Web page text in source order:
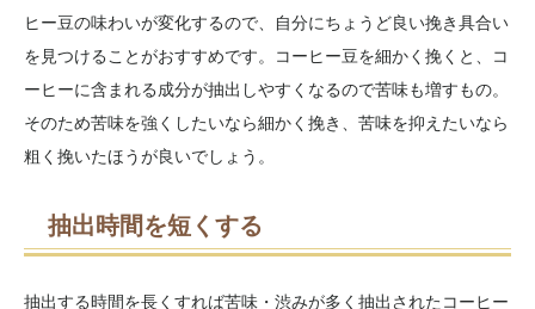
ヒー豆の味わいが変化するので、自分にちょうど良い挽き具合い
を見つけることがおすすめです。コーヒー豆を細かく挽くと、コ
ーヒーに含まれる成分が抽出しやすくなるので苦味も増すもの。
そのため苦味を強くしたいなら細かく挽き、苦味を抑えたいなら
粗く挽いたほうが良いでしょう。
抽出時間を短くする
抽出する時間を長くすれば苦味・渋みが多く抽出されたコーヒー